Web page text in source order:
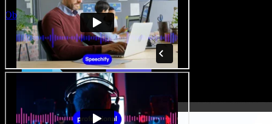
Obre l'Studio